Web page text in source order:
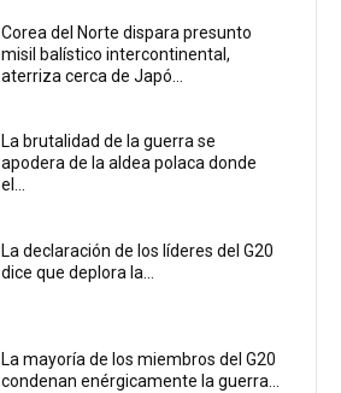
Corea del Norte dispara presunto
misil balístico intercontinental,
aterriza cerca de Japó...
La brutalidad de la guerra se
apodera de la aldea polaca donde
el...
La declaración de los líderes del G20
dice que deplora la...
La mayoría de los miembros del G20
condenan enérgicamente la guerra...